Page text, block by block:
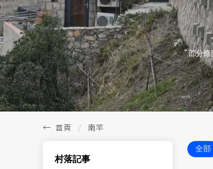
部分條
首頁 南竿
村落記事
全部